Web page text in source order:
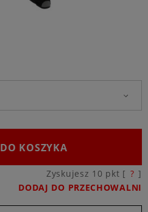
DO KOSZYKA
Zyskujesz 10 pkt [ ? ]
DODAJ DO PRZECHOWALNI